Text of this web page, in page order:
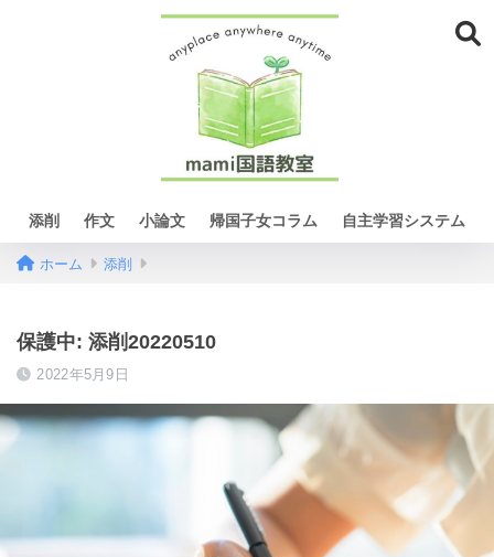
添削 作文 小論文 帰国子女コラム 自主学習システム
ホーム 添削
保護中: 添削20220510
2022年5月9日